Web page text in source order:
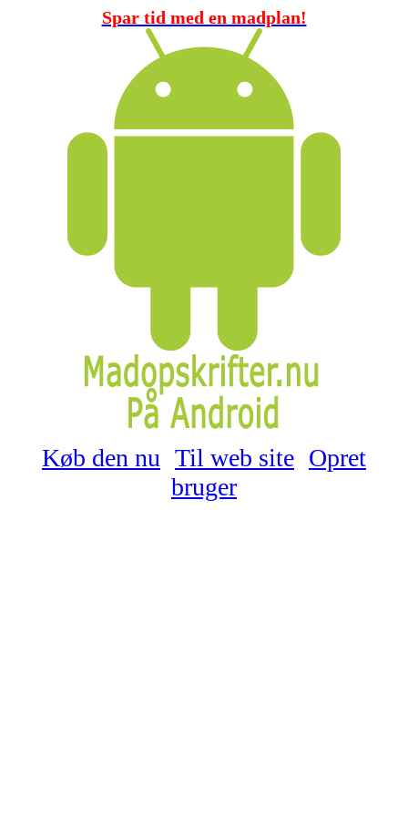
Spar tid med en madplan!
Køb den nu Til web site Opret
bruger